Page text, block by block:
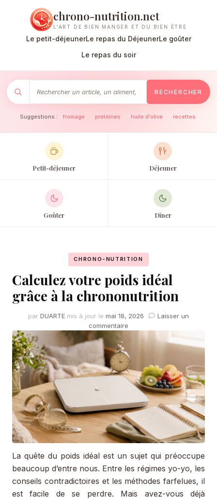
chrono-nutrition.net
L'ART DE BIEN MANGER ET DU BIEN ÊTRE
Le petit-déjeunerLe repas du DéjeunerLe goûter
Le repas du soir
RECHERCHER
Suggestions : fromage protéines huile d'olive recettes
Petit-déjeuner Déjeuner
Goûter Dîner
CHRONO-NUTRITION
Calculez votre poids idéal
grâce à la chrononutrition
par DUARTE mis à jour le mai 18, 2026
Laisser un
commentaire
poids
idéal
grâce
à
chrononutrition
La quête du poids idéal est un sujet qui préoccupe
beaucoup d’entre nous. Entre les régimes yo-yo, les
conseils contradictoires et les méthodes farfelues, il
est facile de se perdre. Mais avez-vous déjà